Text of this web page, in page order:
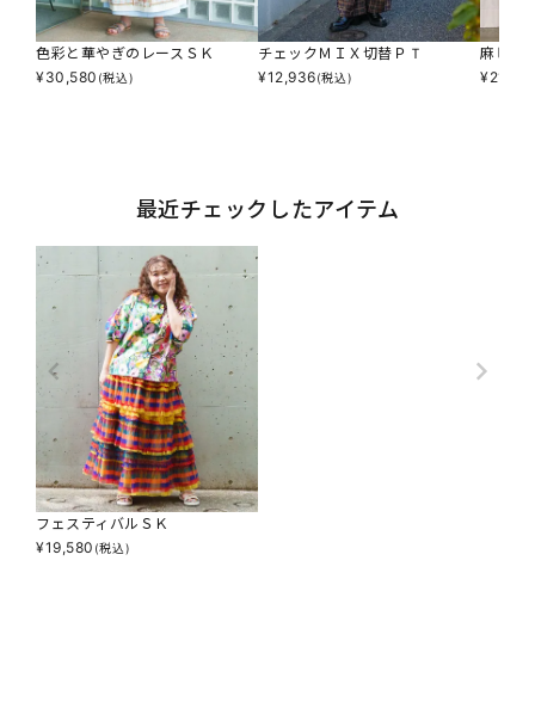
色彩と華やぎのレースＳＫ
¥30,580 (税込)
チェックＭＩＸ切替ＰＴ
¥12,936(税込)
麻ビッ
¥
最近チェックしたアイテム
フェスティバルＳＫ
¥19,580 (税込)